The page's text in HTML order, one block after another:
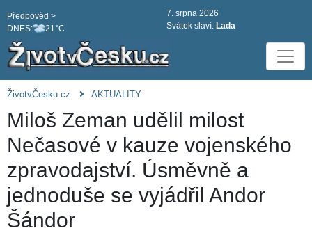
DNES: 21°C
Předpověd >
7. srpna 2026
Svátek slaví: Lada
ŽivotvČesku.cz AKTUALITY
Miloš Zeman udělil milost
Nečasové v kauze vojenského
zpravodajství. Úsměvně a
jednoduše se vyjádřil Andor
Šándor